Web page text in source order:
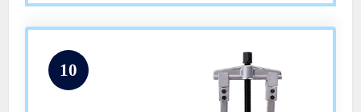
10